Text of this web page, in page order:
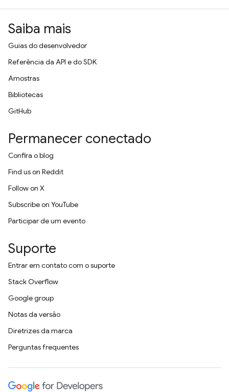
Saiba mais
Guias do desenvolvedor
Referência da API e do SDK
Amostras
Bibliotecas
GitHub
Permanecer conectado
Confira o blog
Find us on Reddit
Follow on X
Subscribe on YouTube
Participar de um evento
Suporte
Entrar em contato com o suporte
Stack Overflow
Google group
Notas da versão
Diretrizes da marca
Perguntas frequentes